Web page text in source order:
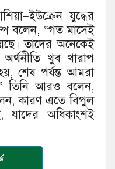
যুদ্ধের
বলেন, “গত মাসেই
তাদের অনেকেই
খুব খারাপ
শেষ পর্যন্ত আমরা
তিনি আরও বলেন,
কারণ এতে বিপুল
যাদের অধিকাংশই